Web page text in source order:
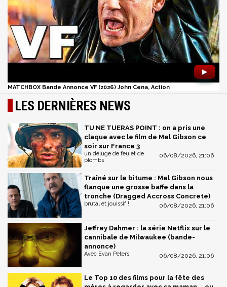
►
MATCHBOX Bande Annonce VF (2026) John Cena, Action
LES DERNIÈRES NEWS
TU NE TUERAS POINT : on a pris une
claque avec le film de Mel Gibson ce
soir sur France 3
06/08/2026, 21:06
un déluge de feu et de
plombs
Traîné sur le bitume : Mel Gibson nous
flanque une grosse baffe dans la
tronche (Dragged Accross Concrete)
06/08/2026, 21:06
brutal et jouissif !
Jeffrey Dahmer : la série Netflix sur le
cannibale de Milwaukee (bande-
annonce)
06/08/2026, 21:06
Avec Evan Peters
Le Top 10 des films pour la fête des